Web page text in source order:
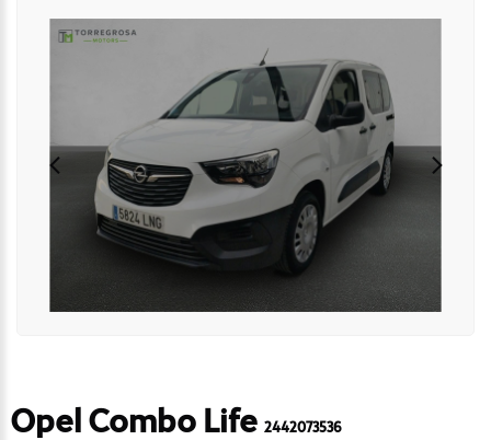
Opel Combo Life 2442073536